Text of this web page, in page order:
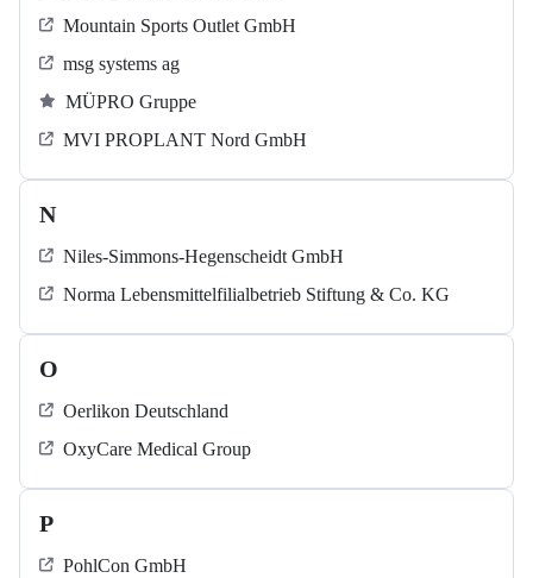
Mountain Sports Outlet GmbH
msg systems ag
MÜPRO Gruppe
MVI PROPLANT Nord GmbH
N
Niles-Simmons-Hegenscheidt GmbH
Norma Lebensmittelfilialbetrieb Stiftung & Co. KG
O
Oerlikon Deutschland
OxyCare Medical Group
P
PohlCon GmbH